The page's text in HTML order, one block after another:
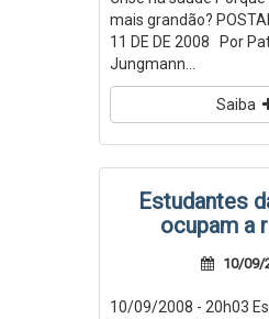
mais grandão?
11 DE DE 2008 Por
Jungmann...
Saiba
Estudantes
ocupam a
10/09/
10/09/2008 - 20h03